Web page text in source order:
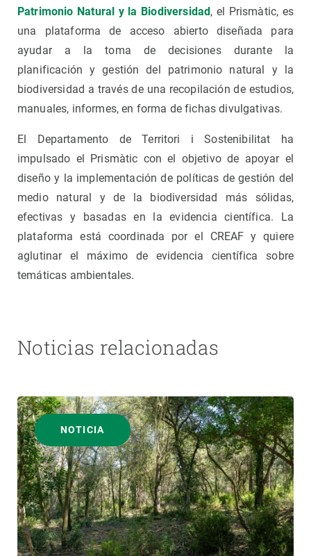
Patrimonio Natural y la Biodiversidad , el Prismàtic, es
una plataforma de acceso abierto diseñada para
ayudar a la toma de decisiones durante la
planificación y gestión del patrimonio natural y la
biodiversidad a través de una recopilación de estudios,
manuales, informes, en forma de fichas divulgativas.
El Departamento de Territori i Sostenibilitat ha
impulsado el Prismàtic con el objetivo de apoyar el
diseño y la implementación de políticas de gestión del
medio natural y de la biodiversidad más sólidas,
efectivas y basadas en la evidencia científica. La
plataforma está coordinada por el CREAF y quiere
aglutinar el máximo de evidencia científica sobre
temáticas ambientales.
Noticias relacionadas
NOTICIA